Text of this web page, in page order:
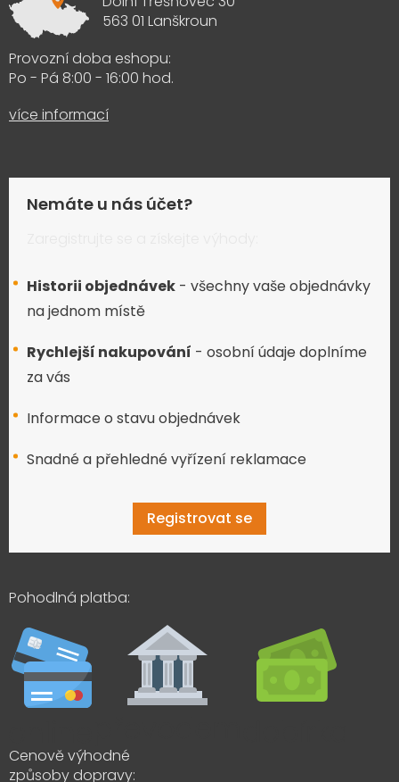
563 01 Lanškroun
Provozní doba eshopu:
Po - Pá 8:00 - 16:00 hod.
více informací
Nemáte u nás účet?
Historii objednávek - všechny vaše objednávky
na jednom místě
Rychlejší nakupování - osobní údaje doplníme
za vás
Informace o stavu objednávek
Snadné a přehledné vyřízení reklamace
Registrovat se
Pohodlná platba:
Cenově výhodné
způsoby dopravy: